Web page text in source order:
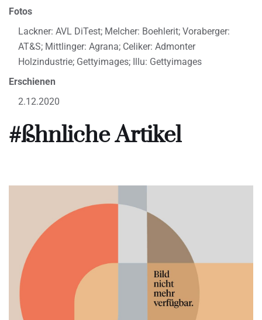
Fotos
Lackner: AVL DiTest; Melcher: Boehlerit; Voraberger:
AT&S; Mittlinger: Agrana; Celiker: Admonter
Holzindustrie; Gettyimages; Illu: Gettyimages
Erschienen
2.12.2020
#ßhnliche Artikel